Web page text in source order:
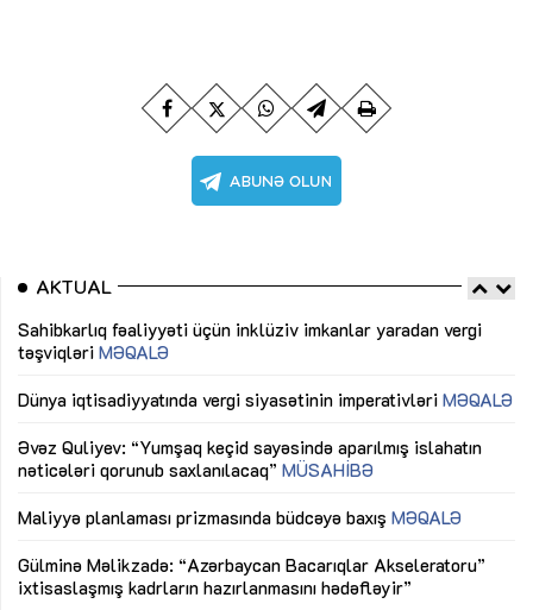
AKTUAL
Sahibkarlıq fəaliyyəti üçün inklüziv imkanlar yaradan vergi
təşviqləri MƏQALƏ
Dünya iqtisadiyyatında vergi siyasətinin imperativləri MƏQALƏ
Əvəz Quliyev: “Yumşaq keçid sayəsində aparılmış islahatın
nəticələri qorunub saxlanılacaq” MÜSAHİBƏ
Maliyyə planlaması prizmasında büdcəyə baxış MƏQALƏ
Gülminə Məlikzadə: “Azərbaycan Bacarıqlar Akseleratoru”
ixtisaslaşmış kadrların hazırlanmasını hədəfləyir”